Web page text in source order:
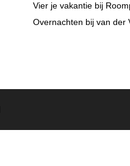
Vier je vakantie bij
Overnachten bij van der